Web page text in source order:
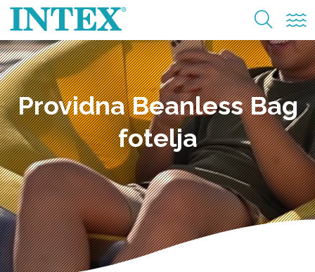
Providna Beanless Bag
fotelja